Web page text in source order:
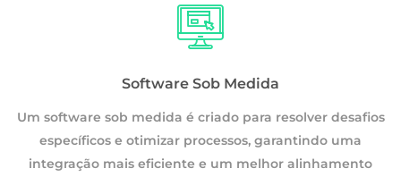
Software Sob Medida
Um software sob medida é criado para resolver desafios
específicos e otimizar processos, garantindo uma
integração mais eficiente e um melhor alinhamento